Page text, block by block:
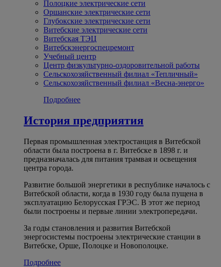
Полоцкие электрические сети
Оршанские электрические сети
Глубокские электрические сети
Витебские электрические сети
Витебская ТЭЦ
Витебскэнергоспецремонт
Учебный центр
Центр физкультурно-оздоровительной работы
Сельскохозяйственный филиал «Тепличный»
Сельскохозяйственный филиал «Весна-энерго»
Подробнее
История предприятия
Первая промышленная электростанция в Витебской
области была построена в г. Витебске в 1898 г. и
предназначалась для питания трамвая и освещения
центра города.
Развитие большой энергетики в республике началось с
Витебской области, когда в 1930 году была пущена в
эксплуатацию Белорусская ГРЭС. В этот же период
были построены и первые линии электропередачи.
За годы становления и развития Витебской
энергосистемы построены электрические станции в
Витебске, Орше, Полоцке и Новополоцке.
Подробнее